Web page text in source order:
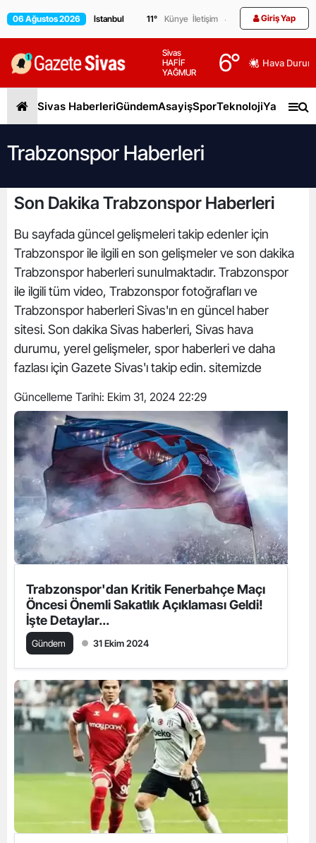
06 Ağustos 2026 11° Künye İletişim Giriş Yap
Sivas
HAFİF
YAĞMUR
6° Hava
Sivas HaberleriGündemAsayişSporTeknolojiYaşam
Trabzonspor Haberleri
Son Dakika Trabzonspor Haberleri
Bu sayfada güncel gelişmeleri takip edenler için
Trabzonspor ile ilgili en son gelişmeler ve son dakika
Trabzonspor haberleri sunulmaktadır. Trabzonspor
ile ilgili tüm video, Trabzonspor fotoğrafları ve
Trabzonspor haberleri Sivas'ın en güncel haber
sitesi. Son dakika Sivas haberleri, Sivas hava
durumu, yerel gelişmeler, spor haberleri ve daha
fazlası için Gazete Sivas'ı takip edin. sitemizde
Güncelleme Tarihi: Ekim 31, 2024 22:29
Trabzonspor'dan Kritik Fenerbahçe Maçı
Öncesi Önemli Sakatlık Açıklaması Geldi!
İşte Detaylar...
Gündem 31 Ekim 2024